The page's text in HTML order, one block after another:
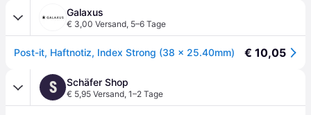
Galaxus
€ 3,00 Versand, 5–6 Tage
Post-it, Haftnotiz, Index Strong (38 x 25.40mm) € 10,05
S Schäfer Shop
€ 5,95 Versand, 1–2 Tage